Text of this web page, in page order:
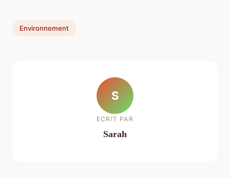
Environnement
S
ECRIT PAR
Sarah